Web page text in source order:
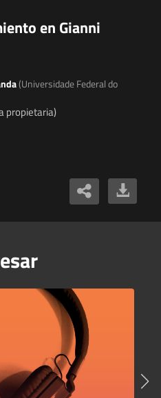
en Gianni
(Universidade Federal do
propietaria)